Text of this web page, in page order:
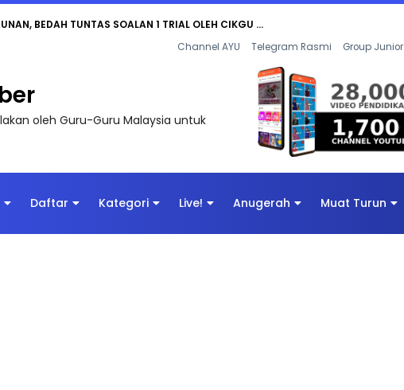
BEDAH TUNTAS SOALAN 1 TRIAL OLEH CIKGU ...
Channel AYU Telegram Rasmi Group Junior
oleh Guru-Guru Malaysia untuk
Daftar Kategori Live! Anugerah Muat Turun